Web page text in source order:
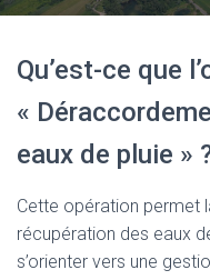
Qu’est-ce que
«
eaux de pluie »
Cette opération permet
récupération des eaux
s’orienter vers une